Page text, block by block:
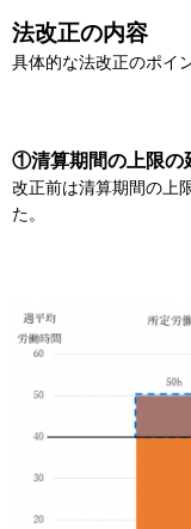
法改正の内容
具体的な法改正のポイ
①清算期間の上限の
改正前は清算期間の上
た。